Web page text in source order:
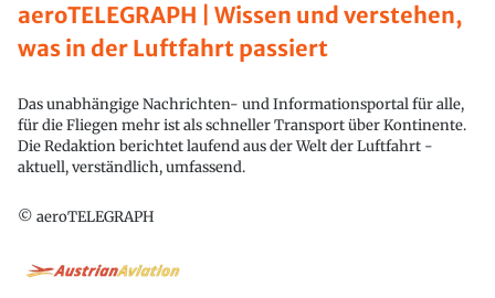
aeroTELEGRAPH | Wissen und verstehen,
was in der Luftfahrt passiert
Das unabhängige Nachrichten- und Informationsportal für alle,
für die Fliegen mehr ist als schneller Transport über Kontinente.
Die Redaktion berichtet laufend aus der Welt der Luftfahrt -
aktuell, verständlich, umfassend.
© aeroTELEGRAPH